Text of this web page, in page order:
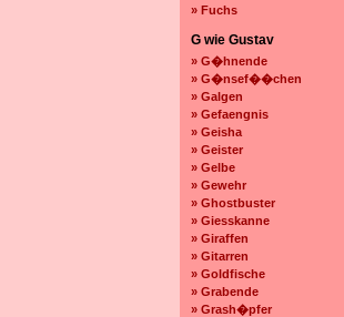
» Fuchs
G wie Gustav
» G�hnende
» G�nsef��chen
» Galgen
» Gefaengnis
» Geisha
» Geister
» Gelbe
» Gewehr
» Ghostbuster
» Giesskanne
» Giraffen
» Gitarren
» Goldfische
» Grabende
» Grash�pfer